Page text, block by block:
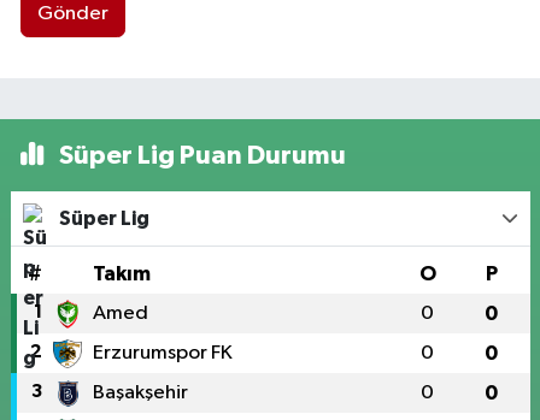
Gönder
Süper Lig Puan Durumu
Süper Lig
# Takım O P
1 Amed 0 0
2 Erzurumspor FK 0 0
3 Başakşehir 0 0